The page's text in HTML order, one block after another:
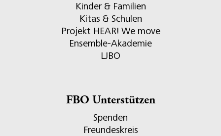
Kinder & Familien
Kitas & Schulen
Projekt HEAR! We move
Ensemble-Akademie
LJBO
FBO Unterstützen
Spenden
Freundeskreis